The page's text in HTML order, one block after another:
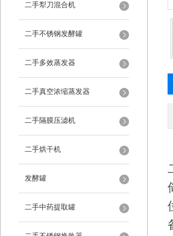
二手犁刀混合机
二手不锈钢发酵罐
二手多效蒸发器
二手真空浓缩蒸发器
二手隔膜压滤机
二手烘干机
发酵罐
二手中药提取罐